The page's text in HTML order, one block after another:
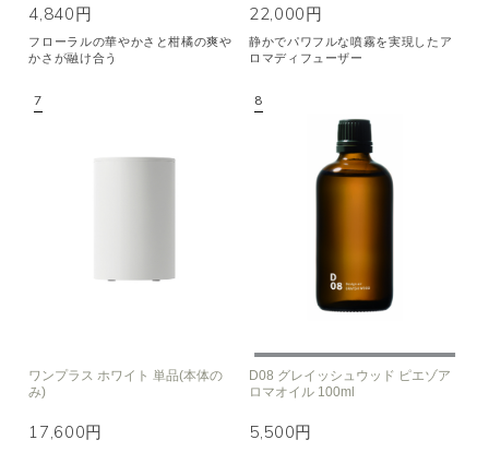
4,840円
フローラルの華やかさと柑橘の爽や
かさが融け合う
22,000円
静かでパワフルな噴霧を実現したア
ロマディフューザー
ワンプラス ホワイト 単品(本体の
み)
17,600円
D08 グレイッシュウッド ピエゾア
ロマオイル 100ml
5,500円